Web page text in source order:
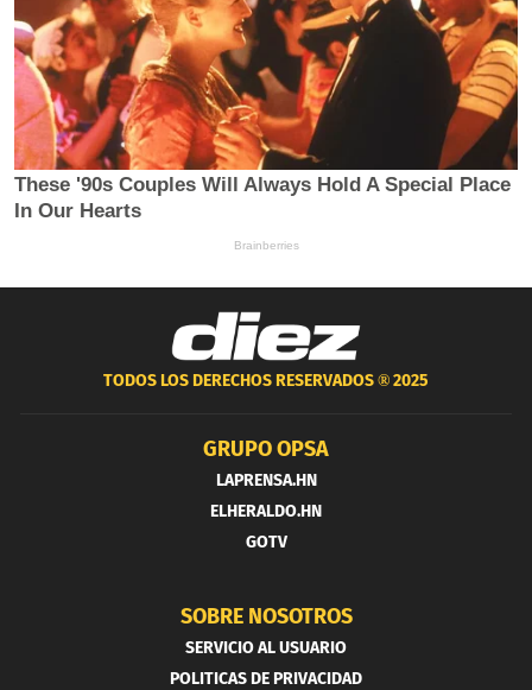
TODOS LOS DERECHOS RESERVADOS ®2025
GRUPO OPSA
LAPRENSA.HN
ELHERALDO.HN
GOTV
SOBRE NOSOTROS
SERVICIO AL USUARIO
POLITICAS DE PRIVACIDAD